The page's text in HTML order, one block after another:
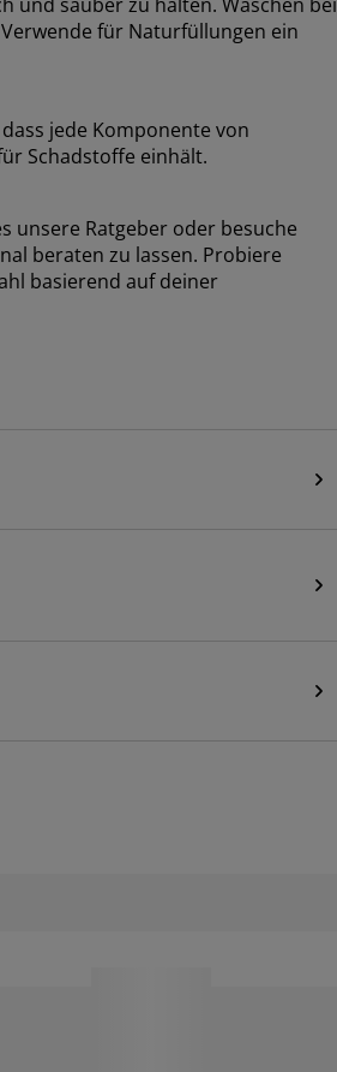
für Naturfüllungen ein
jede Komponente von
Schadstoffe einhält.
unsere Ratgeber oder besuche
beraten zu lassen. Probiere
basierend auf deiner